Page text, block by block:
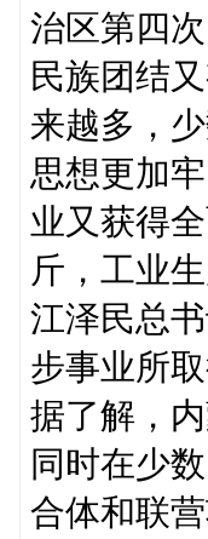
治区第四
民族团结
来越多，
思想更加
业又获得
斤，工业
江泽民总
步事业所
据了解，
同时在少
合体和联